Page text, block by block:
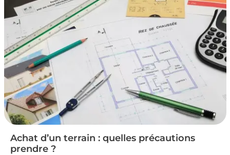
Achat d’un terrain : quelles précautions
prendre ?